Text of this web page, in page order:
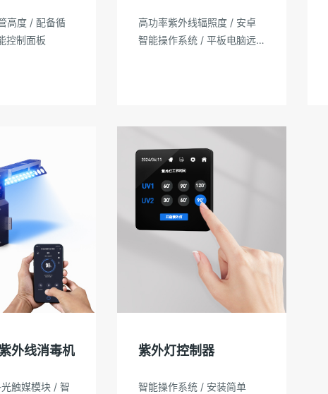
高度 / 配备循
控制面板
高功率紫外线辐照度 / 安卓
智能操作系统 / 平板电脑远
外线消毒机
触媒模块 / 智
紫外灯控制器
智能操作系统 / 安装简单